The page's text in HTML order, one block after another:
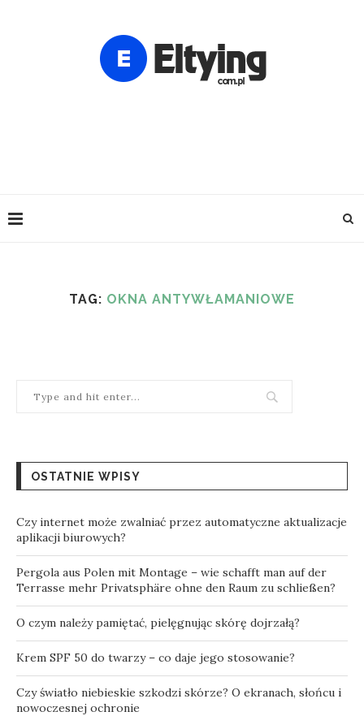
TAG: OKNA ANTYWŁAMANIOWE
OSTATNIE WPISY
Czy internet może zwalniać przez automatyczne aktualizacje
aplikacji biurowych?
Pergola aus Polen mit Montage – wie schafft man auf der
Terrasse mehr Privatsphäre ohne den Raum zu schließen?
O czym należy pamiętać, pielęgnując skórę dojrzałą?
Krem SPF 50 do twarzy – co daje jego stosowanie?
Czy światło niebieskie szkodzi skórze? O ekranach, słońcu i
nowoczesnej ochronie